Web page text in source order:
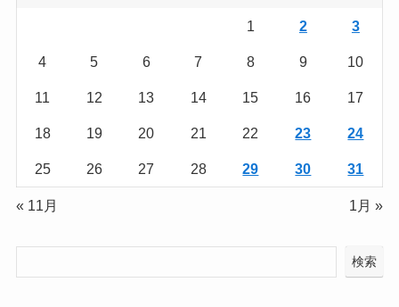
1 2 3
4 5 6 7 8 9 10
11 12 13 14 15 16 17
18 19 20 21 22 23 24
25 26 27 28 29 30 31
« 11月 1月 »
検索